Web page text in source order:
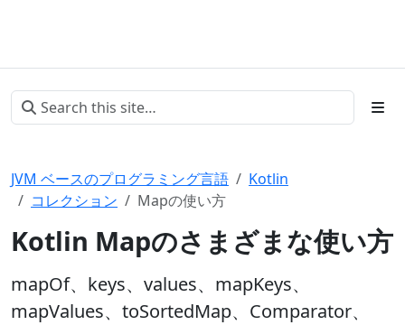
JVM ベースのプログラミング言語
Kotlin
コレクション
Mapの使い方
Kotlin Mapのさまざまな使い方
mapOf、keys、values、mapKeys、
mapValues、toSortedMap、Comparator、